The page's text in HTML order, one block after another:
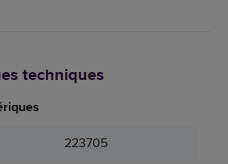
techniques
223705